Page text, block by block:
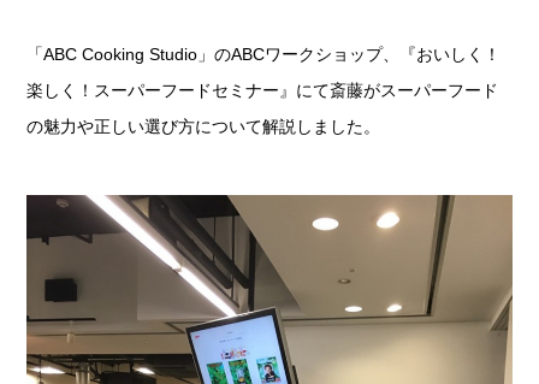
「ABC Cooking Studio」のABCワークショップ、『おいしく！
楽しく！スーパーフードセミナー』にて斎藤がスーパーフード
の魅力や正しい選び方について解説しました。